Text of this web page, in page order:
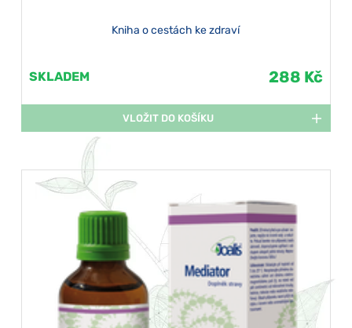
Kniha o cestách ke zdraví
SKLADEM 288 Kč
VLOŽIT DO KOŠÍKU